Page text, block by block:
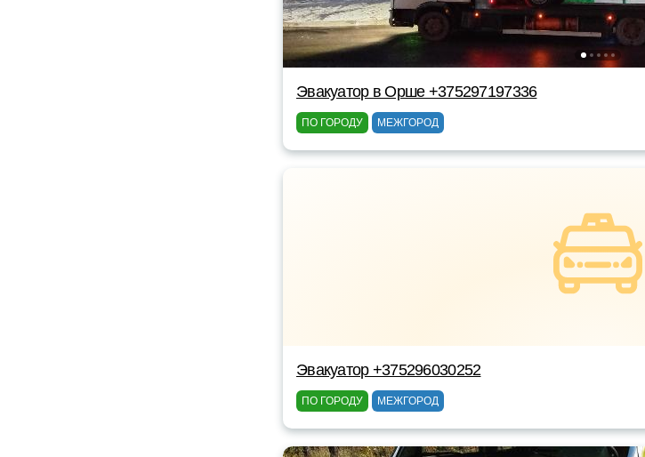
Эвакуатор в Орше +375297197336
ПО ГОРОДУ МЕЖГОРОД
Эвакуатор +375296030252
ПО ГОРОДУ МЕЖГОРОД